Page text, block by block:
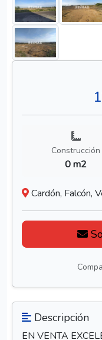
Construcción
0 m2
Cardón, Falcón,
Descripción
EN VENTA